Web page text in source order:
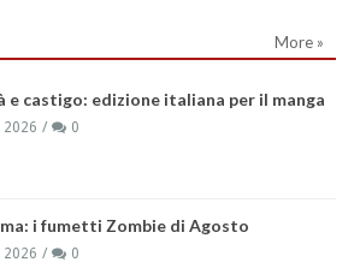
More »
e castigo: edizione italiana per il manga
2026 0
i fumetti Zombie di Agosto
2026 0